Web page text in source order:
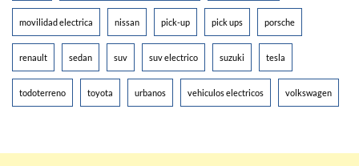
movilidad electrica nissan pick-up pick ups porsche
renault sedan suv suv electrico suzuki tesla
todoterreno toyota urbanos vehiculos electricos volkswagen